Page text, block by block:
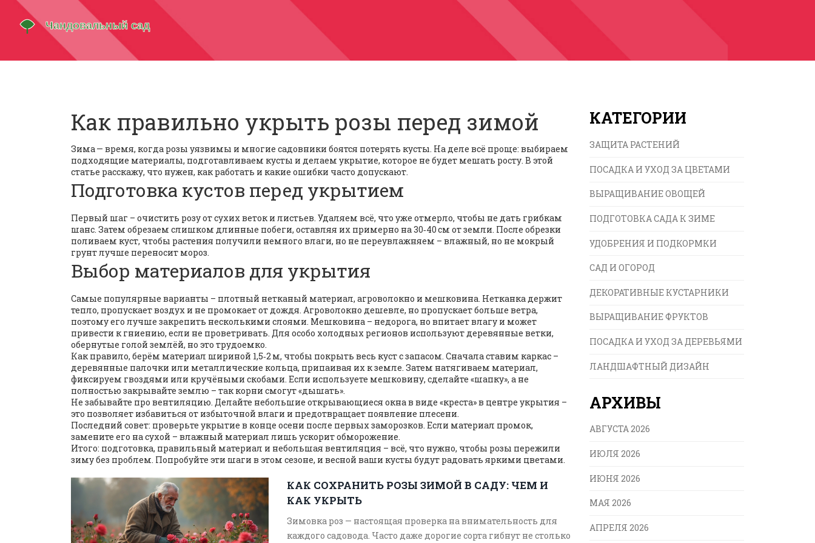
Как правильно укрыть розы перед зимой
Зима — время, когда розы уязвимы и многие садовники боятся потерять кусты. На деле всё проще: выбираем
подходящие материалы, подготавливаем кусты и делаем укрытие, которое не будет мешать росту. В этой
статье расскажу, что нужен, как работать и какие ошибки часто допускают.
Подготовка кустов перед укрытием
Первый шаг – очистить розу от сухих веток и листьев. Удаляем всё, что уже отмерло, чтобы не дать грибкам
шанс. Затем обрезаем слишком длинные побеги, оставляя их примерно на 30‑40 см от земли. После обрезки
поливаем куст, чтобы растения получили немного влаги, но не переувлажняем – влажный, но не мокрый
грунт лучше переносит мороз.
Выбор материалов для укрытия
Самые популярные варианты – плотный нетканый материал, агроволокно и мешковина. Нетканка держит
тепло, пропускает воздух и не промокает от дождя. Агроволокно дешевле, но пропускает больше ветра,
поэтому его лучше закрепить несколькими слоями. Мешковина – недорога, но впитает влагу и может
привести к гниению, если не проветривать. Для особо холодных регионов используют деревянные ветки,
обернутые голой землёй, но это трудоемко.
Как правило, берём материал шириной 1,5‑2 м, чтобы покрыть весь куст с запасом. Сначала ставим каркас –
деревянные палочки или металлические кольца, припаивая их к земле. Затем натягиваем материал,
фиксируем гвоздями или кручёными скобами. Если используете мешковину, сделайте «шапку», а не
полностью закрывайте землю – так корни смогут «дышать».
Не забывайте про вентиляцию. Делайте небольшие открывающиеся окна в виде «креста» в центре укрытия –
это позволяет избавиться от избыточной влаги и предотвращает появление плесени.
Последний совет: проверьте укрытие в конце осени после первых заморозков. Если материал промок,
замените его на сухой – влажный материал лишь ускорит обморожение.
Итого: подготовка, правильный материал и небольшая вентиляция – всё, что нужно, чтобы розы пережили
зиму без проблем. Попробуйте эти шаги в этом сезоне, и весной ваши кусты будут радовать яркими цветами.
КАК СОХРАНИТЬ РОЗЫ ЗИМОЙ В САДУ: ЧЕМ И
КАК УКРЫТЬ
Зимовка роз — настоящая проверка на внимательность для
каждого садовода. Часто даже дорогие сорта гибнут не столько
КАТЕГОРИИ
ЗАЩИТА РАСТЕНИЙ
ПОСАДКА И УХОД ЗА ЦВЕТАМИ
ВЫРАЩИВАНИЕ ОВОЩЕЙ
ПОДГОТОВКА САДА К ЗИМЕ
УДОБРЕНИЯ И ПОДКОРМКИ
САД И ОГОРОД
ДЕКОРАТИВНЫЕ КУСТАРНИКИ
ВЫРАЩИВАНИЕ ФРУКТОВ
ПОСАДКА И УХОД ЗА ДЕРЕВЬЯМИ
ЛАНДШАФТНЫЙ ДИЗАЙН
АРХИВЫ
АВГУСТА 2026
ИЮЛЯ 2026
ИЮНЯ 2026
МАЯ 2026
АПРЕЛЯ 2026